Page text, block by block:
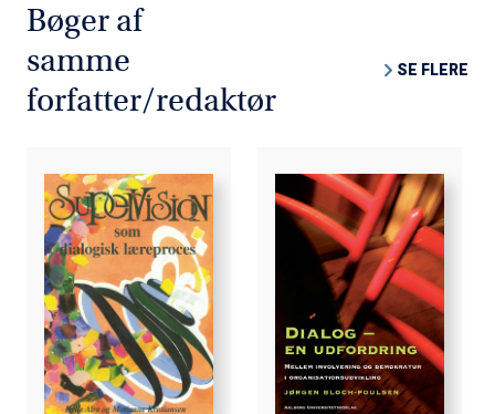
træning, der karakteriseres ved begrebet om den
gensidige involverings metodologi. Bogens teoretiske
og Bohms holografiske kosmologi.
Bogen er en del af tilbuddet
Køb 3 Bøger - Betal For 2
Bøger af
samme
forfatter/redaktør
SE FLERE